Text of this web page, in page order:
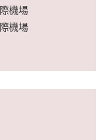
機場
機場